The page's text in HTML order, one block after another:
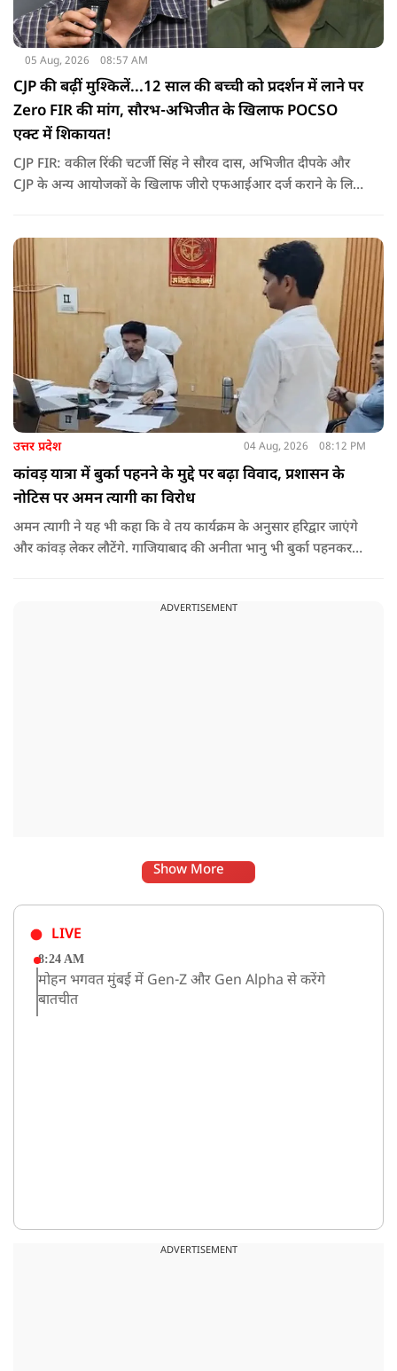
05 Aug, 2026 08:57 AM
CJP की बढ़ीं मुश्किलें...12 साल की बच्ची को प्रदर्शन में लाने पर
Zero FIR की मांग, सौरभ-अभिजीत के खिलाफ POCSO
एक्ट में शिकायत!
CJP FIR: वकील रिंकी चटर्जी सिंह ने सौरव दास, अभिजीत दीपके और
CJP के अन्य आयोजकों के खिलाफ जीरो एफआईआर दर्ज कराने के लिए
उत्तर प्रदेश 04 Aug, 2026 08:12 PM
कांवड़ यात्रा में बुर्का पहनने के मुद्दे पर बढ़ा विवाद, प्रशासन के
नोटिस पर अमन त्यागी का विरोध
अमन त्यागी ने यह भी कहा कि वे तय कार्यक्रम के अनुसार हरिद्वार जाएंगे
और कांवड़ लेकर लौटेंगे. गाजियाबाद की अनीता भानु भी बुर्का पहनकर
अनिवार्य रूप से बुर्का पहनकर ही यात्रा करेंगी, बल्कि उनका कहना केवल
ADVERTISEMENT
Show More
LIVE
8:24 AM
मोहन भगवत मुंबई में Gen-Z और Gen Alpha से करेंगे
बातचीत
ADVERTISEMENT